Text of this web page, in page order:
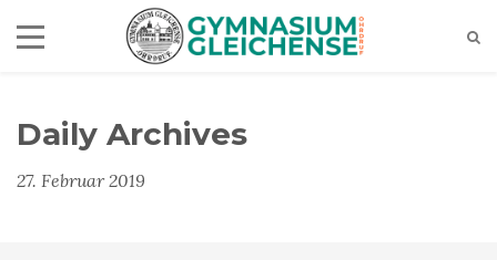
Daily Archives
27. Februar 2019